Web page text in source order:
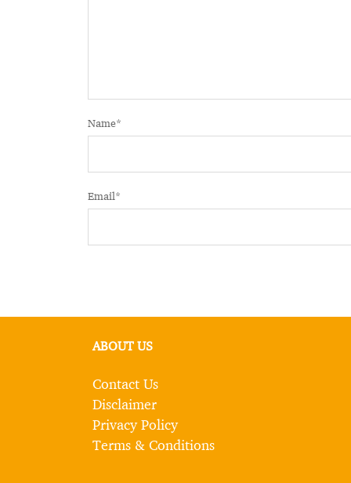
Name*
Email*
ABOUT US
Contact Us
Disclaimer
Privacy Policy
Terms & Conditions